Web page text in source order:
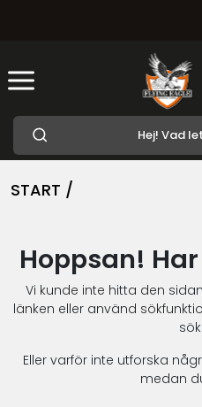
START /
Hoppsan!
Vi kunde inte hitta den
länken eller använd
Eller varför inte utforska
medan